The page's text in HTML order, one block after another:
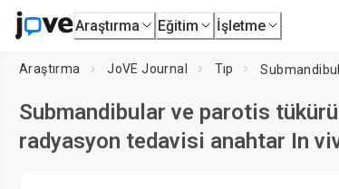
Araştırma Eğitim İşletme
Araştırma JoVE Journal Tıp
Submandibular ve parotis
radyasyon tedavisi anahtar In